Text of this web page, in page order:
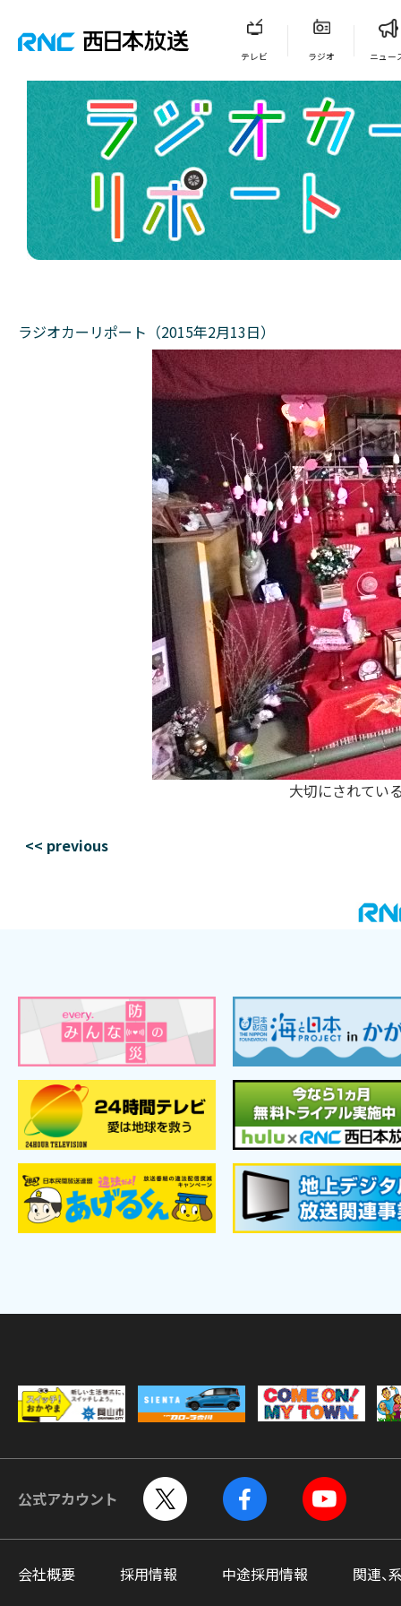
テレビ ラジオ ニュー
ラジオカーリポート（2015年2月13日）
大切にされてい
<< previous
公式アカウント
会社概要 採用情報 中途採用情報 関連、